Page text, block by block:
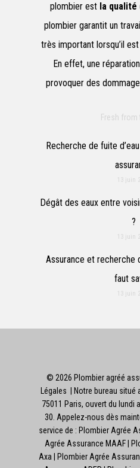
plombier est la qualité
plombier garantit un
très important lorsqu’il
En effet, une
provoquer des
Fresh from
Recherche de fuite
13 juin
Dégât des eaux entre
?
13 juin
Assurance et recherche
faut
13 juin
© 2026 Plombier agréé
Légales | Notre bureau situé
75011 Paris, ouvert du lundi
30. Appelez-nous dès
service de : Plombier Agrée
Agrée Assurance MAAF
|
Axa | Plombier Agrée